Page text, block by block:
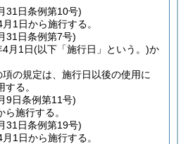
31日条例第10号)
1日から施行する。
31日条例第7号)
月1日(以下「施行日」という。)か
の規定は、施行日以後の使用に
る。
9日条例第11号)
施行する。
31日条例第19号)
1日から施行する。